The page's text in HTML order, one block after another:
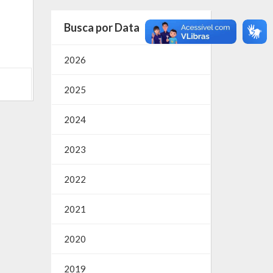
Busca por Data
2026
2025
2024
2023
2022
2021
2020
2019